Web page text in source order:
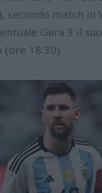
secondo match in
Gara 3 il
(ore 18:30).